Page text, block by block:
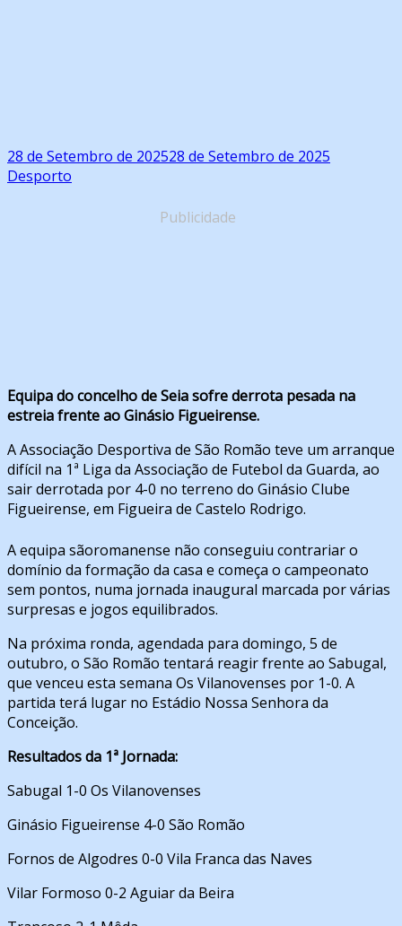
28 de Setembro de 202528 de Setembro de 2025
Desporto
Publicidade
Equipa do concelho de Seia sofre derrota pesada na
estreia frente ao Ginásio Figueirense.
A Associação Desportiva de São Romão teve um arranque
difícil na 1ª Liga da Associação de Futebol da Guarda, ao
sair derrotada por 4-0 no terreno do Ginásio Clube
Figueirense, em Figueira de Castelo Rodrigo.
A equipa sãoromanense não conseguiu contrariar o
domínio da formação da casa e começa o campeonato
sem pontos, numa jornada inaugural marcada por várias
surpresas e jogos equilibrados.
Na próxima ronda, agendada para domingo, 5 de
outubro, o São Romão tentará reagir frente ao Sabugal,
que venceu esta semana Os Vilanovenses por 1-0. A
partida terá lugar no Estádio Nossa Senhora da
Conceição.
Resultados da 1ª Jornada:
Sabugal 1-0 Os Vilanovenses
Ginásio Figueirense 4-0 São Romão
Fornos de Algodres 0-0 Vila Franca das Naves
Vilar Formoso 0-2 Aguiar da Beira